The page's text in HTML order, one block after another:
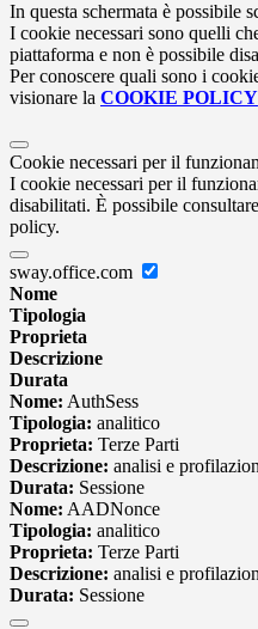
In questa schermata è possibile
I cookie necessari sono quelli
piattaforma e non è possibile
Per conoscere quali sono i
visionare la COOKIE POLICY
Cookie necessari per il
I cookie necessari per il
disabilitati. È possibile
policy.
sway.office.com
Nome
Tipologia
Proprieta
Descrizione
Durata
Nome: AuthSess
Tipologia: analitico
Proprieta: Terze Parti
Descrizione: analisi e
Durata: Sessione
Nome: AADNonce
Tipologia: analitico
Proprieta: Terze Parti
Descrizione: analisi e
Durata: Sessione